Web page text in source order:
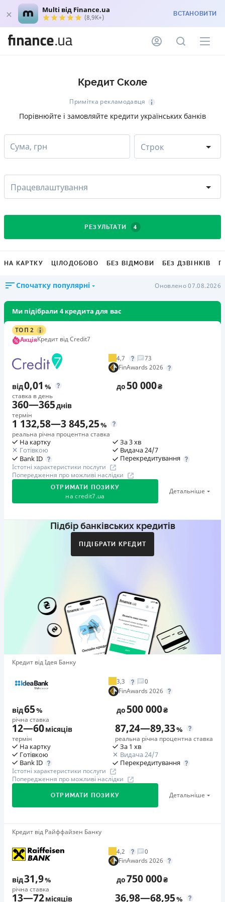
Multi від Finance.ua
(8,9K+) ВСТАНОВИТИ
Кредит Сколе
Примітка рекламодавця
Порівнюйте і замовляйте кредити українських банків
Сума, грн Строк
Працевлаштування
РЕЗУЛЬТАТИ 4
НА КАРТКУ ЦІЛОДОБОВО БЕЗ ВІДМОВИ БЕЗ ДЗВІНКІВ
Спочатку популярні Оновлено 07.08.2026
Ми підібрали 4 кредита для вас
ТОП 2
АкціяКредит від Credit7
4,7
73
FinAwards 2026
від0,01 %
ставка в день
до50 000₴
360—365днів
термін
1 132,58—3 845,25%
реальна річна процентна ставка
На картку
Готівкою
Bank ID
За 3 хв
Видача 24/7
Перекредитування
Істотні характеристики послуги
Попередження про можливі наслідки
ОТРИМАТИ ПОЗИКУ
на credit7.ua
Детальніше
Акція: «Кешбек за друга»
Коли друг реєструється та отримує перший кредит
Бронзовий призер FinAwards 2026 «Найкраща програма
лояльності»
Перший займ
вiд 0,01%/день до 30 000 ₴
Повторний займ
Додаткова комісія за дострокове погашення
у будь-який момент можна повністю погасити позику без
додаткових плат
Страховка
відсутня
Штрафи
Неустойка за невиконання та/або неналежне виконання
споживачем грошових зобов’язань: штраф у розмірі 75%
від суми невиконаного та/або неналежного виконання
зобов’язання на 2-й день кожного факту такого
невиконання та/або неналежного виконання.
Детальніше читайте на сайті МФО.
Необхідні документи
Паспорт,ІПН
Вік
18 - 65 років
Переваги
Підбір банківських кредитів
ПІДІБРАТИ КРЕДИТ
Кредит від Ідея Банку
3,3
0
FinAwards 2026
від65%
річна ставка
до500 000₴
12—60місяців
термін
87,24—89,33%
реальна річна процентна ставка
На картку
Готівкою
Bank ID
За 1 хв
Видача 24/7
Перекредитування
Істотні характеристики послуги
Попередження про можливі наслідки
ОТРИМАТИ ПОЗИКУ Детальніше
🥇Переможець FinAwards 2026
Переможець FinAwards 2026 «Найкращий кредит
готівкою»
вiд 65%/рік до 500 000 ₴
Додаткова комісія за дострокове погашення
Кредит від Райффайзен Банку
4,2
0
FinAwards 2026
від31,9%
річна ставка
до750 000₴
13—72місяців 36,98—68,95%